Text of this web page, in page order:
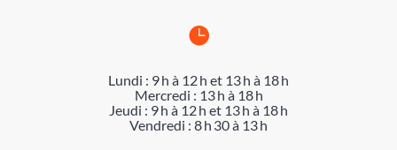

Lundi : 9 h à 12 h et 13 h à 18 h
Mercredi : 13 h à 18 h
Jeudi : 9 h à 12 h et 13 h à 18 h
Vendredi : 8 h 30 à 13 h